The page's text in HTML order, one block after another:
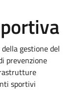
gestione del
prevenzione
sportivi